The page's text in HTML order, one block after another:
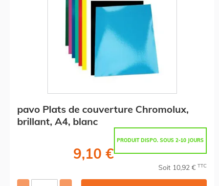
pavo Plats de couverture Chromolux,
brillant, A4, blanc
PRODUIT DISPO. SOUS 2-10 JOURS
9,10 €
Soit 10,92 € TTC